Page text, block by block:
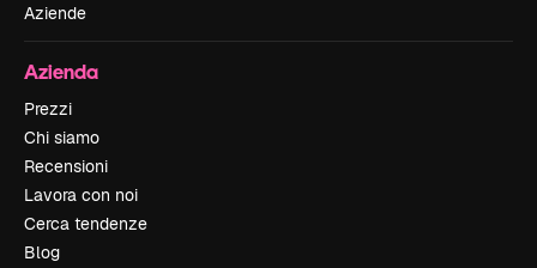
Aziende
Azienda
Prezzi
Chi siamo
Recensioni
Lavora con noi
Cerca tendenze
Blog